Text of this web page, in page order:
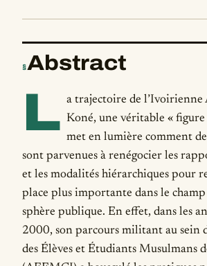
§Abstract
L a trajectoire de l’Ivoirienne
Koné, une véritable « figure
met en lumière comment
sont parvenues à renégocier les
et les modalités hiérarchiques pour
place plus importante dans le
sphère publique. En effet, dans les
2000, son parcours militant au sein
des Élèves et Étudiants Musulmans